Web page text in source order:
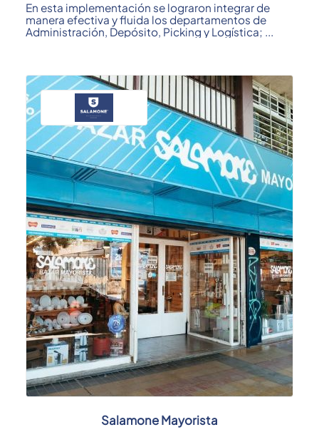
En esta implementación se lograron integrar de
manera efectiva y fluida los departamentos de
Administración, Depósito, Picking y Logística; ...
Salamone Mayorista